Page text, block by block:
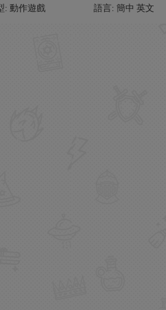
: 動作遊戲 語言: 簡中 英文